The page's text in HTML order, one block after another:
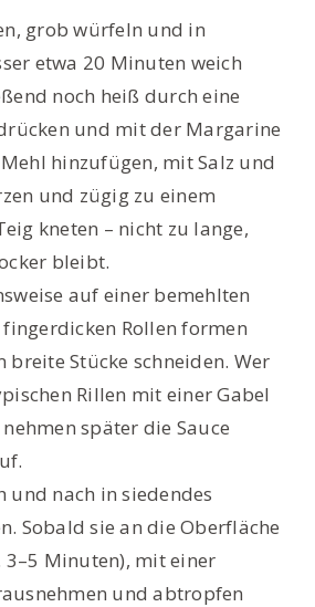
grob würfeln und in
etwa 20 Minuten weich
noch heiß durch eine
und mit der Margarine
hinzufügen, mit Salz und
und zügig zu einem
kneten – nicht zu lange,
bleibt.
auf einer bemehlten
Rollen formen
breite Stücke schneiden. Wer
Rillen mit einer Gabel
später die Sauce
und nach in siedendes
Sobald sie an die Oberfläche
3–5 Minuten), mit einer
und abtropfen